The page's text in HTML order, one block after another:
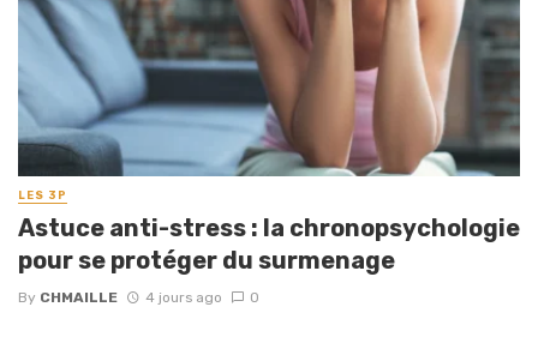
LES 3P
Astuce anti-stress : la chronopsychologie
pour se protéger du surmenage
By CHMAILLE 4 jours ago 0